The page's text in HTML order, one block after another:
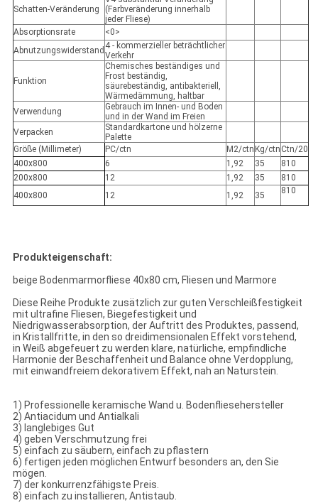
Schatten-Veränderung
(Farbveränderung innerhalb
jeder Fliese)
Absorptionsrate
<0>
Abnutzungswiderstand 4 - kommerzieller beträchtlicher
Verkehr
Funktion
Chemisches beständiges und
Frost beständig,
säurebeständig, antibakteriell,
Wärmedämmung, haltbar
Verwendung
Gebrauch im Innen- und Boden
und in der Wand im Freien
Verpacken
Standardkartone und hölzerne
Palette
Größe (Millimeter)
PC/ctn M2/ctn Kg/ctn Ctn/20
400x800
6 1,92 35
810
200x800
12 1,92 35
810
400x800
12 1,92 35 810
Produkteigenschaft:
beige Bodenmarmorfliese 40x80 cm, Fliesen und Marmore
Diese Reihe Produkte zusätzlich zur guten Verschleißfestigkeit
mit ultrafine Fliesen, Biegefestigkeit und
Niedrigwasserabsorption, der Auftritt des Produktes, passend,
in Kristallfritte, in den so dreidimensionalen Effekt vorstehend,
in Weiß abgefeuert zu werden klare, natürliche, empfindliche
Harmonie der Beschaffenheit und Balance ohne Verdopplung,
mit einwandfreiem dekorativem Effekt, nah an Naturstein.
1) Professionelle keramische Wand u. Bodenfliesehersteller
2) Antiacidum und Antialkali
3) langlebiges Gut
4) geben Verschmutzung frei
5) einfach zu säubern, einfach zu pflastern
6) fertigen jeden möglichen Entwurf besonders an, den Sie
mögen.
7) der konkurrenzfähigste Preis.
8) einfach zu installieren, Antistaub.